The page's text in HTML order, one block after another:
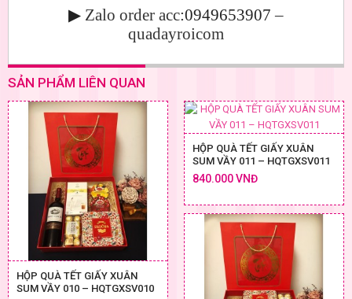
▶ Zalo order acc:0949653907–
quadayroicom
SẢN PHẨM LIÊN QUAN
HỘP QUÀ TẾT GIẤY XUÂN
SUM VẦY 010 – HQTGXSV010
HỘP QUÀ TẾT GIẤY XUÂN
SUM VẦY 011 – HQTGXSV011
840.000 VNĐ